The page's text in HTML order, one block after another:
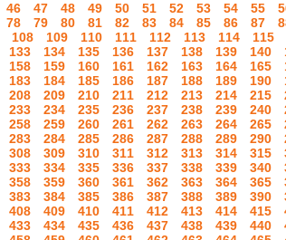
46 47 48 49 50 51 52 53 54 55
78 79 80 81 82 83 84 85 86 87
108 109 110 111 112 113 114 115
133 134 135 136 137 138 139 140
158 159 160 161 162 163 164 165
183 184 185 186 187 188 189 190
208 209 210 211 212 213 214 215
233 234 235 236 237 238 239 240
258 259 260 261 262 263 264 265
283 284 285 286 287 288 289 290
308 309 310 311 312 313 314 315
333 334 335 336 337 338 339 340
358 359 360 361 362 363 364 365
383 384 385 386 387 388 389 390
408 409 410 411 412 413 414 415
433 434 435 436 437 438 439 440